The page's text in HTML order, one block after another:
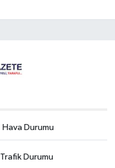
Hava Durumu
Trafik Durumu